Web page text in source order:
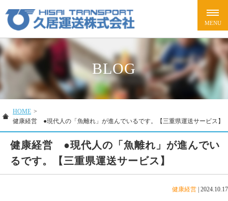
BLOG
HOME >
健康経営 ●現代人の「魚離れ」が進んでいるです。【三重県運送サービス】
健康経営 ●現代人の「魚離れ」が進んでい
るです。【三重県運送サービス】
健康経営 2024.10.17